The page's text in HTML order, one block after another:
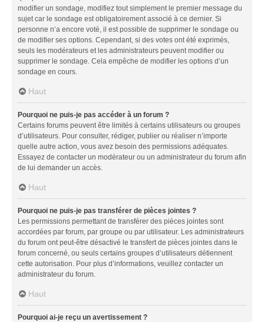
modifier un sondage, modifiez tout simplement le premier message du
sujet car le sondage est obligatoirement associé à ce dernier. Si
personne n’a encore voté, il est possible de supprimer le sondage ou
de modifier ses options. Cependant, si des votes ont été exprimés,
seuls les modérateurs et les administrateurs peuvent modifier ou
supprimer le sondage. Cela empêche de modifier les options d’un
sondage en cours.
Haut
Pourquoi ne puis-je pas accéder à un forum ?
Certains forums peuvent être limités à certains utilisateurs ou groupes
d’utilisateurs. Pour consulter, rédiger, publier ou réaliser n’importe
quelle autre action, vous avez besoin des permissions adéquates.
Essayez de contacter un modérateur ou un administrateur du forum afin
de lui demander un accès.
Haut
Pourquoi ne puis-je pas transférer de pièces jointes ?
Les permissions permettant de transférer des pièces jointes sont
accordées par forum, par groupe ou par utilisateur. Les administrateurs
du forum ont peut-être désactivé le transfert de pièces jointes dans le
forum concerné, ou seuls certains groupes d’utilisateurs détiennent
cette autorisation. Pour plus d’informations, veuillez contacter un
administrateur du forum.
Haut
Pourquoi ai-je reçu un avertissement ?